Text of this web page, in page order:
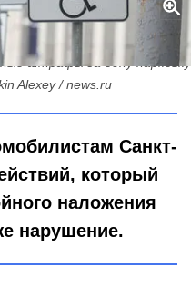
«письма счастья»:
штрафы за одну парковку
Alexey / news.ru
Санкт-
который
наложения
нарушение.